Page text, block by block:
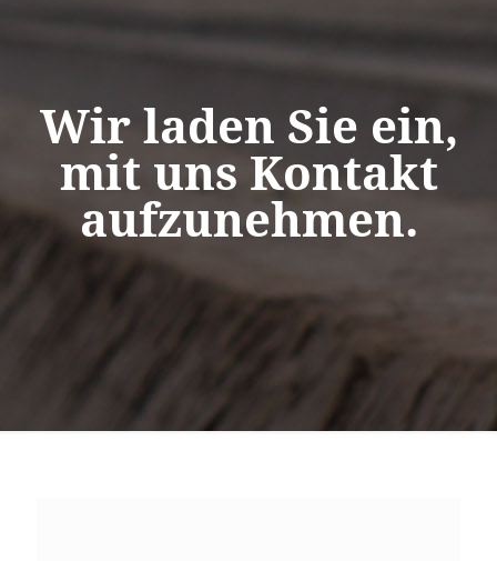
Wir laden Sie ein,
mit uns Kontakt
aufzunehmen.